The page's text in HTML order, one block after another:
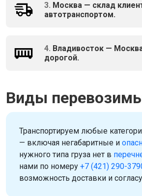
3. Москва — склад
автотранспортом.
4. Владивосток —
дорогой.
Виды
Транспортируем любые
— включая негабаритные и
нужного типа груза нет в
нами по номеру +7 (421) 290-
возможность доставки и